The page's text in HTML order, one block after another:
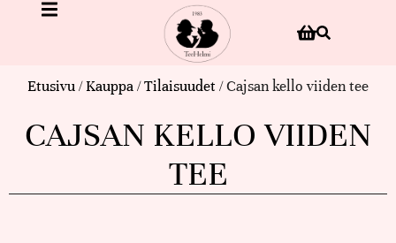
Etusivu/Kauppa/Tilaisuudet / Cajsan kello viiden tee
CAJSAN KELLO VIIDEN
TEE